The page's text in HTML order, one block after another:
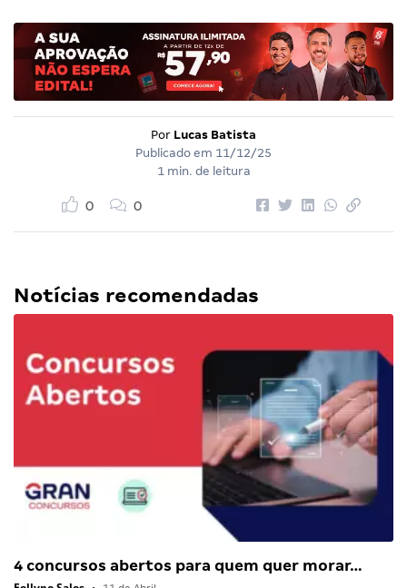
Por Lucas Batista
Publicado em 11/12/25
1 min. de leitura
0 0
Notícias recomendadas
4 concursos abertos para quem quer morar…